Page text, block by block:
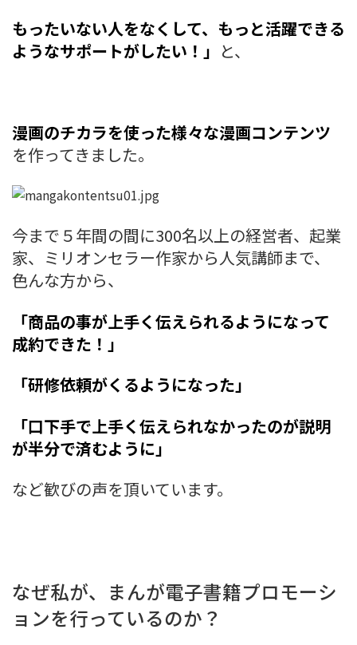
もったいない人をなくして、もっと活躍できる
ようなサポートがしたい！」 と、
漫画のチカラを使った様々な漫画コンテンツ
を作ってきました。
今まで５年間の間に300名以上の経営者、起業
家、ミリオンセラー作家から人気講師まで、
色んな方から、
「商品の事が上手く伝えられるようになって
成約できた！」
「研修依頼がくるようになった」
「口下手で上手く伝えられなかったのが説明
が半分で済むように」
など歓びの声を頂いています。
なぜ私が、まんが電子書籍プロモーシ
ョンを行っているのか？